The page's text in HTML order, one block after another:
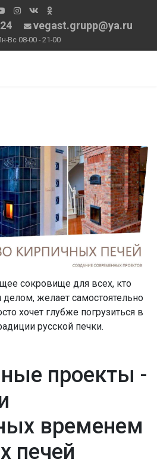
vegast.grupp@ya.ru
Вс 08-00 - 21-00
сокровище для всех, кто
делом, желает самостоятельно
хочет глубже погрузиться в
русской печки.
проекты -
временем
печей